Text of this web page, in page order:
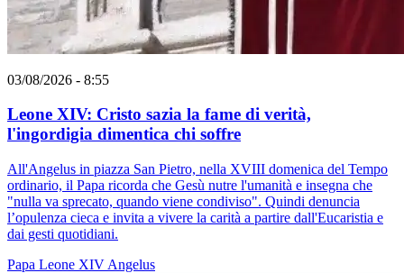
03/08/2026 - 8:55
Leone XIV: Cristo sazia la fame di verità,
l'ingordigia dimentica chi soffre
All'Angelus in piazza San Pietro, nella XVIII domenica del Tempo
ordinario, il Papa ricorda che Gesù nutre l'umanità e insegna che
"nulla va sprecato, quando viene condiviso". Quindi denuncia
l’opulenza cieca e invita a vivere la carità a partire dall'Eucaristia e
dai gesti quotidiani.
Papa Leone XIV Angelus